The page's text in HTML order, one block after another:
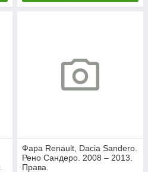
Фара Renault, Dacia Sandero.
Рено Сандеро. 2008 – 2013.
Права.